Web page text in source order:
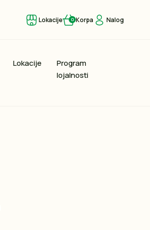
Lokacije 0 Korpa Nalog
Lokacije
Program
lojalnosti